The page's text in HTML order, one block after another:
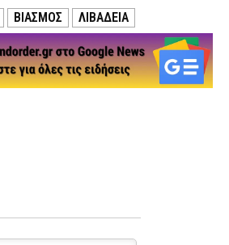
ΒΙΑΣΜΟΣ ΛΙΒΑΔΕΙΑ